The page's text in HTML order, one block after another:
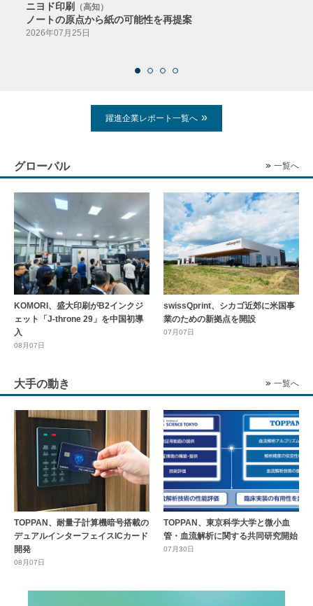
ニヨド印刷 （高知）
ノートの原点から紙の可能性を再提案
2026年07月25日
躍進企業レポート一覧へ
グローバル 一覧へ
KOMORI、盛大印刷がB2インクジ
ェット「J-throne 29」を中国初導
入
08月07日
swissQprint、シカゴ近郊に⽶国事
業のための新拠点を開設
07月07日
大手の動き 一覧へ
TOPPAN、耐量子計算機暗号搭載の
デュアルインターフェイスICカード
開発
08月07日
TOPPAN、東京科学大学と微小血
管・血流解析に関する共同研究開始
07月30日